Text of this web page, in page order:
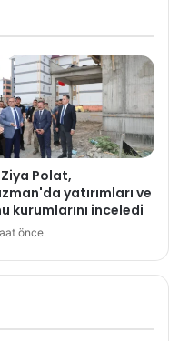
Polat,
yatırımları ve
kurumlarını inceledi
önce